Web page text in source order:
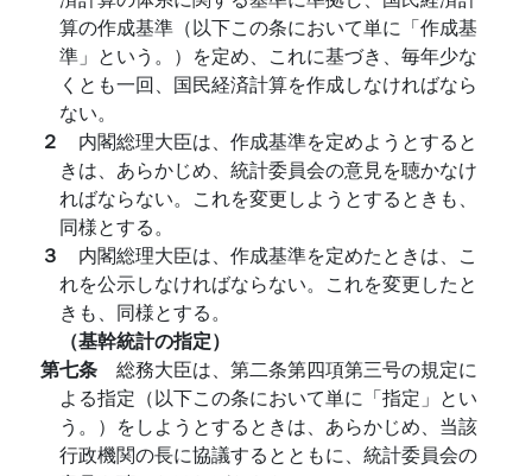
算の作成基準（以下この条において単に「作成基
準」という。）を定め、これに基づき、毎年少な
くとも一回、国民経済計算を作成しなければなら
ない。
２ 内閣総理大臣は、作成基準を定めようとすると
きは、あらかじめ、統計委員会の意見を聴かなけ
ればならない。これを変更しようとするときも、
同様とする。
３ 内閣総理大臣は、作成基準を定めたときは、こ
れを公示しなければならない。これを変更したと
きも、同様とする。
（基幹統計の指定）
第七条 総務大臣は、第二条第四項第三号の規定に
よる指定（以下この条において単に「指定」とい
う。）をしようとするときは、あらかじめ、当該
行政機関の長に協議するとともに、統計委員会の